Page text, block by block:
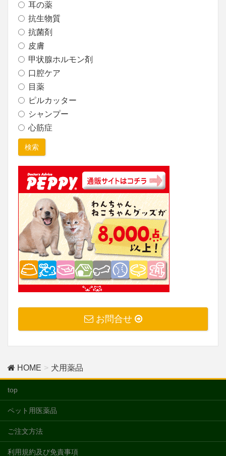
耳の薬
抗生物質
抗菌剤
皮膚
甲状腺ホルモン剤
口腔ケア
目薬
ピルカッター
シャンプー
心筋症
お問合せ
HOME 犬用薬品
top
ペット用医薬品
ご注文方法
利用規約及び免責事項